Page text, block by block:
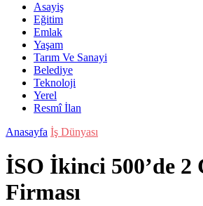
Asayiş
Eğitim
Emlak
Yaşam
Tarım Ve Sanayi
Belediye
Teknoloji
Yerel
Resmî İlan
Anasayfa İş Dünyası
İSO İkinci 500’de 2
Firması